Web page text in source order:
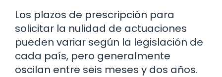
Los plazos de prescripción para
solicitar la nulidad de actuaciones
pueden variar según la legislación de
cada país, pero generalmente
oscilan entre seis meses y dos años.